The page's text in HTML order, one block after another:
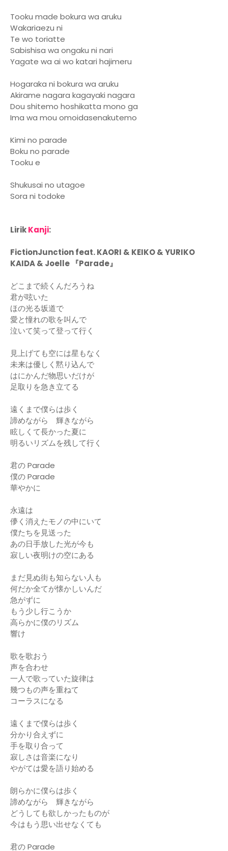
Tooku made bokura wa aruku
Wakariaezu ni
Te wo toriatte
Sabishisa wa ongaku ni nari
Yagate wa ai wo katari hajimeru
Hogaraka ni bokura wa aruku
Akirame nagara kagayaki nagara
Dou shitemo hoshikatta mono ga
Ima wa mou omoidasenakutemo
Kimi no parade
Boku no parade
Tooku e
Shukusai no utagoe
Sora ni todoke
LirikKanji:
FictionJunction feat. KAORI & KEIKO & YURIKO
KAIDA & Joelle 『Parade』
どこまで続くんだろうね
君が呟いた
ほの光る坂道で
愛と憧れの歌を叫んで
泣いて笑って登って行く
見上げても空には星もなく
未来は優しく黙り込んで
はにかんだ物思いだけが
足取りを急き立てる
遠くまで僕らは歩く
諦めながら 輝きながら
眩しくて長かった夏に
明るいリズムを残して行く
君の Parade
僕の Parade
華やかに
永遠は
儚く消えたモノの中にいて
僕たちを見送った
あの日手放した光が今も
寂しい夜明けの空にある
まだ見ぬ街も知らない人も
何だか全てが懐かしいんだ
急がずに
もう少し行こうか
高らかに僕のリズム
響け
歌を歌おう
声を合わせ
一人で歌っていた旋律は
幾つもの声を重ねて
コーラスになる
遠くまで僕らは歩く
分かり合えずに
手を取り合って
寂しさは音楽になり
やがては愛を語り始める
朗らかに僕らは歩く
諦めながら 輝きながら
どうしても欲しかったものが
今はもう思い出せなくても
君の Parade